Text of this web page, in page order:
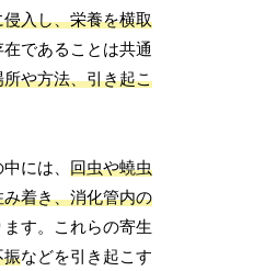
入し、栄養を横取
在であることは共通
や方法、引き起こ
中には、回虫や蟯虫
着き、消化管内の
す。これらの寄生
振などを引き起こす